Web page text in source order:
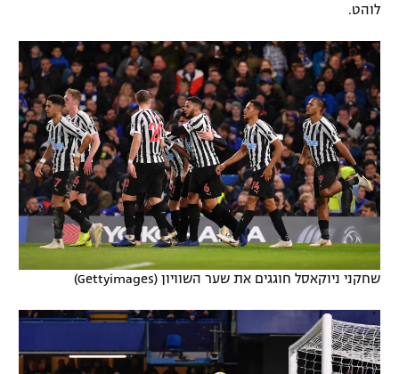
לוהט.
שחקני ניוקאסל חוגגים את שער השוויון (Gettyimages)